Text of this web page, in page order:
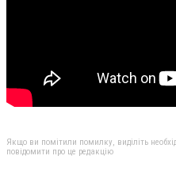
Якщо ви помітили помилку, виділіть
повідомити про це редакцію